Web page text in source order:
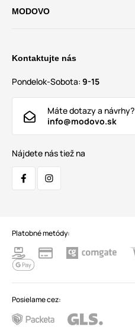
MODOVO
Kontaktujte nás
Pondelok-Sobota: 9-15
Máte dotazy a návrhy?
info@modovo.sk
Nájdete nás tiež na
Platobné metódy:
Posielame cez: